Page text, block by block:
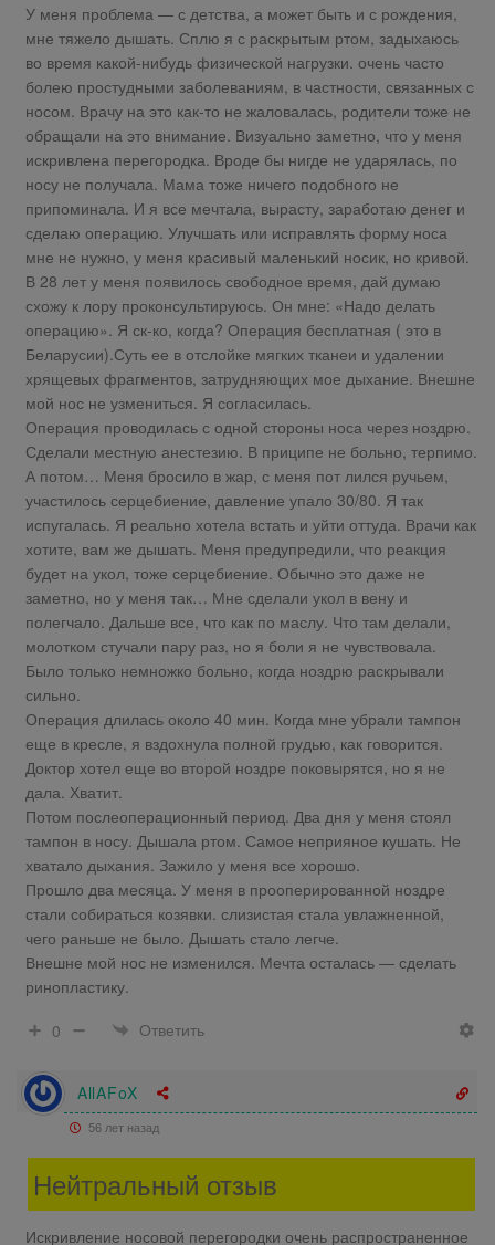
У меня проблема — с детства, а может быть и с рождения,
мне тяжело дышать. Сплю я с раскрытым ртом, задыхаюсь
во время какой-нибудь физической нагрузки. очень часто
болею простудными заболеваниям, в частности, связанных с
носом. Врачу на это как-то не жаловалась, родители тоже не
обращали на это внимание. Визуально заметно, что у меня
искривлена перегородка. Вроде бы нигде не ударялась, по
носу не получала. Мама тоже ничего подобного не
припоминала. И я все мечтала, вырасту, заработаю денег и
сделаю операцию. Улучшать или исправлять форму носа
мне не нужно, у меня красивый маленький носик, но кривой.
В 28 лет у меня появилось свободное время, дай думаю
схожу к лору проконсультируюсь. Он мне: «Надо делать
операцию». Я ск-ко, когда? Операция бесплатная ( это в
Беларусии).Суть ее в отслойке мягких тканеи и удалении
хрящевых фрагментов, затрудняющих мое дыхание. Внешне
мой нос не узмениться. Я согласилась.
Операция проводилась с одной стороны носа через ноздрю.
Сделали местную анестезию. В приципе не больно, терпимо.
А потом… Меня бросило в жар, с меня пот лился ручьем,
участилось серцебиение, давление упало 30/80. Я так
испугалась. Я реально хотела встать и уйти оттуда. Врачи как
хотите, вам же дышать. Меня предупредили, что реакция
будет на укол, тоже серцебиение. Обычно это даже не
заметно, но у меня так… Мне сделали укол в вену и
полегчало. Дальше все, что как по маслу. Что там делали,
молотком стучали пару раз, но я боли я не чувствовала.
Было только немножко больно, когда ноздрю раскрывали
сильно.
Операция длилась около 40 мин. Когда мне убрали тампон
еще в кресле, я вздохнула полной грудью, как говорится.
Доктор хотел еще во второй ноздре поковырятся, но я не
дала. Хватит.
Потом послеоперационный период. Два дня у меня стоял
тампон в носу. Дышала ртом. Самое неприяное кушать. Не
хватало дыхания. Зажило у меня все хорошо.
Прошло два месяца. У меня в прооперированной ноздре
стали собираться козявки. слизистая стала увлажненной,
чего раньше не было. Дышать стало легче.
Внешне мой нос не изменился. Мечта осталась — сделать
ринопластику.
0
Ответить
AllAFoX
56 лет назад
Нейтральный отзыв
Искривление носовой перегородки очень распространенное